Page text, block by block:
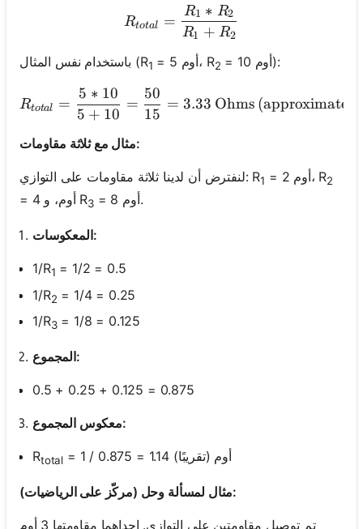
R_{total} = \frac{R_1 *
Rtotal =
R1 + R2
R1 ∗ R2
باستخدام نفس المثال (R1 = 5 أوم، R2 = 10 أوم):
R_{total} = \frac{5 *
Rtotal =
5 + 10
5 ∗ 10
=
15
50
= 3.33 Ohms
مثال مع ثلاثة مقاومات:
لنفترض أن لدينا ثلاثة مقاومات على التوازي: R1 = 2 أوم، R2
= 4 أوم، و R3 = 8 أوم.
المعكوسات:
1/R1 = 1/2 = 0.5
1/R2 = 1/4 = 0.25
1/R3= 1/8 = 0.125
المجموع:
0.5 + 0.25 + 0.125 = 0.875
معكوس المجموع:
Rtotal = 1 / 0.875 = 1.14 أوم (تقريبًا)
مثال لمسألة وحل (مركّز على الرياضيات):
تم توصيل مقاومتين على التوازي. إحداهما مقاومتها 3 أوم